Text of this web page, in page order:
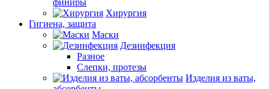
финиры
Хирургия
Гигиена, защита
Маски
Дезинфекция
Разное
Слепки, протезы
Изделия из ваты,